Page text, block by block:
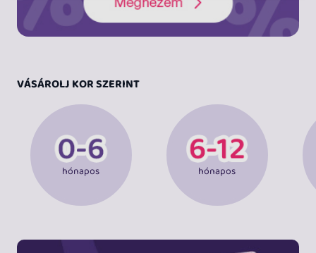
VÁSÁROLJ KOR SZERINT
hónapos hónapos